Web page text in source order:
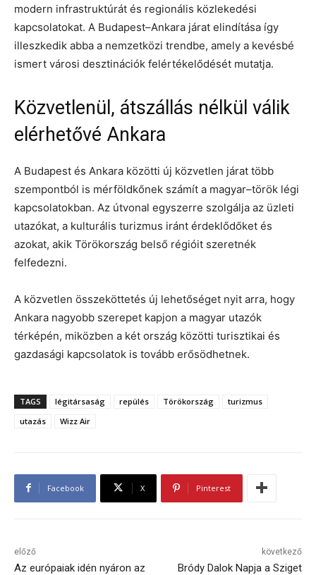
modern infrastruktúrát és regionális közlekedési
kapcsolatokat. A Budapest–Ankara járat elindítása így
illeszkedik abba a nemzetközi trendbe, amely a kevésbé
ismert városi desztinációk felértékelődését mutatja.
Közvetlenül, átszállás nélkül válik
elérhetővé Ankara
A Budapest és Ankara közötti új közvetlen járat több
szempontból is mérföldkőnek számít a magyar–török légi
kapcsolatokban. Az útvonal egyszerre szolgálja az üzleti
utazókat, a kulturális turizmus iránt érdeklődőket és
azokat, akik Törökország belső régióit szeretnék
felfedezni.
A közvetlen összeköttetés új lehetőséget nyit arra, hogy
Ankara nagyobb szerepet kapjon a magyar utazók
térképén, miközben a két ország közötti turisztikai és
gazdasági kapcsolatok is tovább erősödhetnek.
TAGS légitársaság repülés Törökország
turizmus
utazás
Wizz Air
Facebook X Pinterest
előző
Az európaiak idén nyáron az
következő
Bródy Dalok Napja a Sziget